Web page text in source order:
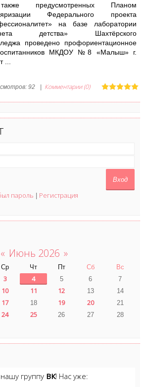
предусмотренных Планом
Федерального проекта
на базе лаборатории
детства» Шахтёрского
проведено профориентационное
МКДОУ №8 «Малыш» г.
92 | Комментарии (0)
пароль Регистрация
« Июнь 2026 »
Ср Чт Пт Сб
Вс
3 4 5 6 7
10 11 12 13 14
17 18 19 20 21
24 25 26 27 28
группу ВК! Нас уже: